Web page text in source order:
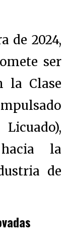
de 2024,
ser
la Clase
la
de